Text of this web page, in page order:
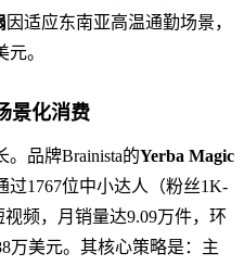
因适应东南亚高温通勤场景，
。
景化消费
。品牌Brainista的Yerba Magic
过1767位中小达人（粉丝1K-
频，月销量达9.09万件，环
万美元。其核心策略是：主